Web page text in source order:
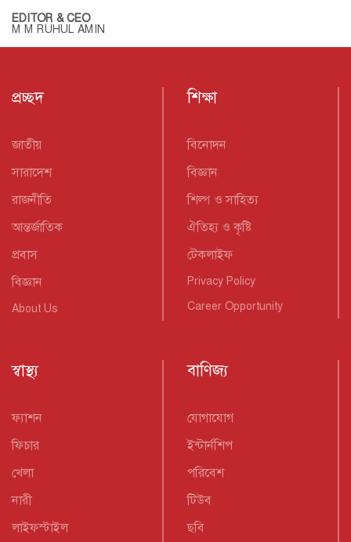
EDITOR & CEO
M M RUHUL AMIN
প্রচ্ছদ
জাতীয়
সারাদেশ
রাজনীতি
আন্তর্জাতিক
প্রবাস
বিজ্ঞান
About Us
শিক্ষা
বিনোদন
বিজ্ঞান
শিল্প ও সাহিত্য
ঐতিহ্য ও কৃষ্টি
টেকলাইফ
Privacy Policy
Career Opportunity
স্বাস্থ্য
ফ্যাশন
ফিচার
খেলা
নারী
লাইফস্টাইল
বাণিজ্য
যোগাযোগ
ইন্টার্নশিপ
পরিবেশ
টিউব
ছবি